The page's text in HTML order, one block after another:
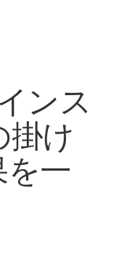
ンス
掛け
一